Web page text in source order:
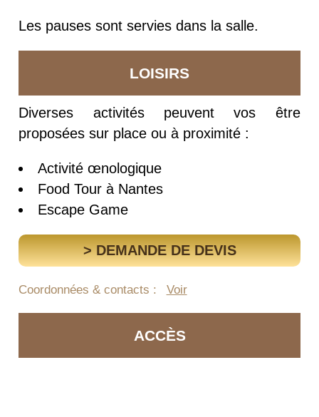
Les pauses sont servies dans la salle.
LOISIRS
Diverses activités peuvent vos être
proposées sur place ou à proximité :
Activité œnologique
Food Tour à Nantes
Escape Game
> DEMANDE DE DEVIS
Coordonnées & contacts : Voir
ACCÈS